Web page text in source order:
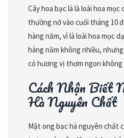
Cây hoa bạc là là loài hoa
thường nở vào cuối tháng 10
hàng năm, vì là loài hoa mọc
hàng năm không nhiều,
có hương vị thơm ngon không
Cách Nhận Biết
Hà Nguyên Chất
Mật ong bạc hà nguyên chất